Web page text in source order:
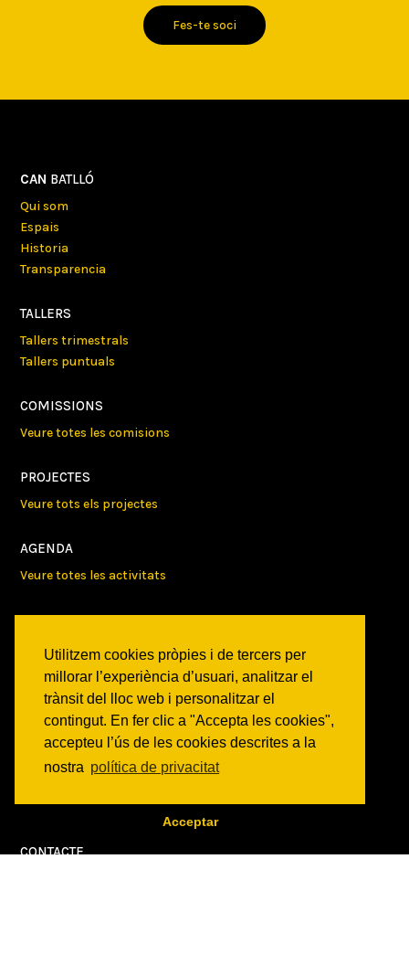
Utilitzem cookies pròpies i de tercers per
millorar l’experiència d’usuari, analitzar el
trànsit del lloc web i personalitzar el
contingut. En fer clic a "Accepta les cookies",
accepteu l’ús de les cookies descrites a la
nostra política de privacitat
Acceptar
Fes-te soci
CAN BATLLÓ
Qui som
Espais
Historia
Transparencia
TALLERS
Tallers trimestrals
Tallers puntuals
COMISSIONS
Veure totes les comisions
PROJECTES
Veure tots els projectes
AGENDA
Veure totes les activitats
NOTICIES
Activitats
Comunicats
Victories
c/ Constitució 19
COM ARRIBAR
CONTACTE